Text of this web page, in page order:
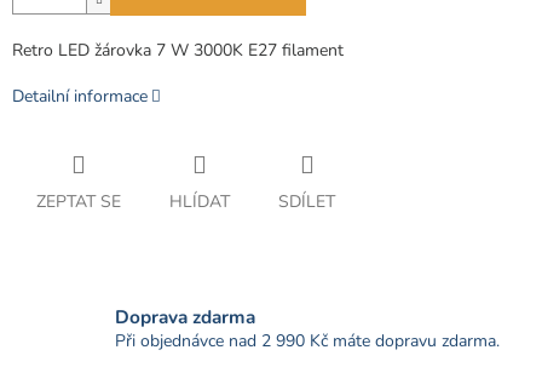
Retro LED žárovka 7 W 3000K E27 filament
Detailní informace
ZEPTAT SE HLÍDAT SDÍLET
Doprava zdarma
Při objednávce nad 2 990 Kč máte dopravu zdarma.